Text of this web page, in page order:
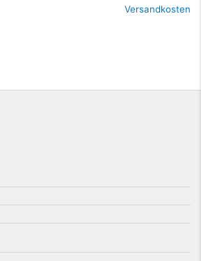
Versandkosten